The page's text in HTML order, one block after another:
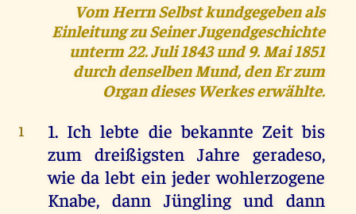
Vom Herrn Selbst kundgegeben als
Einleitung zu Seiner Jugendgeschichte
unterm 22. Juli 1843 und 9. Mai 1851
durch denselben Mund, den Er zum
Organ dieses Werkes erwählte.
1
1. Ich lebte die bekannte Zeit bis
zum dreißigsten Jahre geradeso,
wie da lebt ein jeder wohlerzogene
Knabe, dann Jüngling und dann